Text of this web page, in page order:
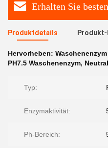
Erhalten Sie
Produktdetails
Hervorheben:
PH7.5 Waschenenzym,
Typ:
Enzymaktivität:
Ph-Bereich: